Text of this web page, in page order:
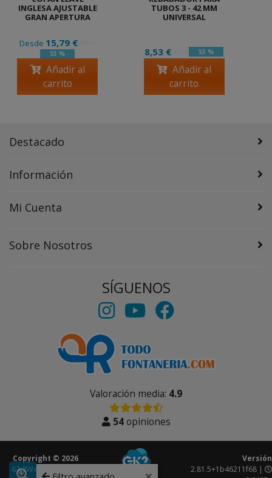
INGLESA AJUSTABLE
GRAN APERTURA
Desde 15,79 €
53 %
Añadir al
carrito
TUBOS 3 - 42 MM
UNIVERSAL
8,53 € 53 %
Añadir al
carrito
Destacado
Información
Mi Cuenta
Sobre Nosotros
SÍGUENOS
Valoración media: 4.9
54opiniones
Copyright © 2026
Gk2Web
Versión
2.81.5+1b46211f68 |